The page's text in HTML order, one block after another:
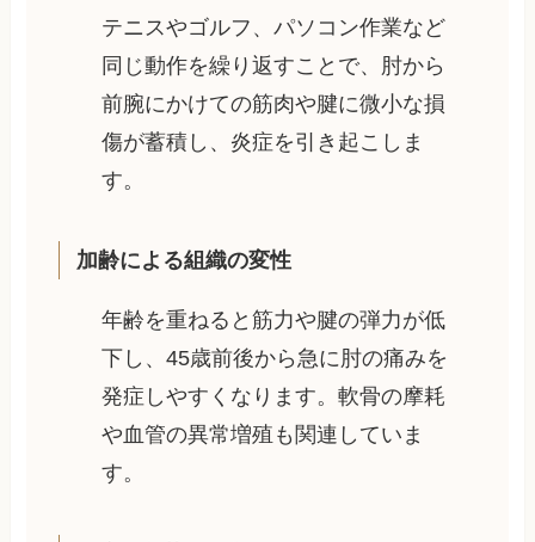
テニスやゴルフ、パソコン作業など
同じ動作を繰り返すことで、肘から
前腕にかけての筋肉や腱に微小な損
傷が蓄積し、炎症を引き起こしま
す。
加齢による組織の変性
年齢を重ねると筋力や腱の弾力が低
下し、45歳前後から急に肘の痛みを
発症しやすくなります。軟骨の摩耗
や血管の異常増殖も関連していま
す。